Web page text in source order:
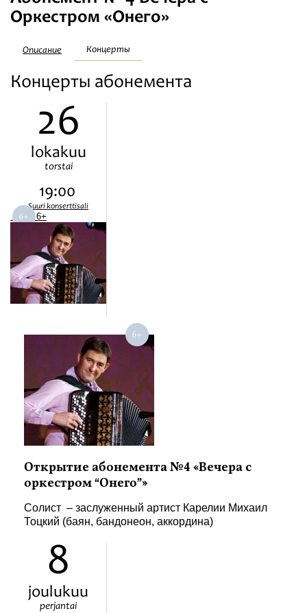
Konserttikalenteri
Festivaalit
Оркестром «Онего»
Описание Концерты
Концерты абонемента
26
lokakuu
torstai
19:00
Suuri konserttisali
6+
Открытие абонемента №4 «Вечера с
оркестром “Онего”»
Солист – заслуженный артист Карелии Михаил
Тоцкий (баян, бандонеон, аккордина)
8
joulukuu
perjantai